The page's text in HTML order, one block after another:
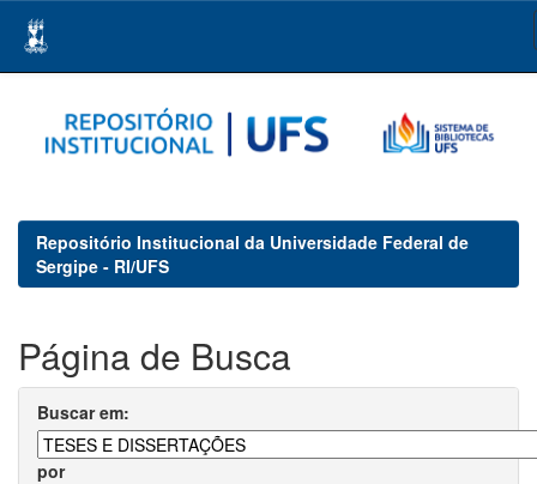
navigation
Repositório Institucional da Universidade Federal de
Sergipe - RI/UFS
Página de Busca
Buscar em:
por